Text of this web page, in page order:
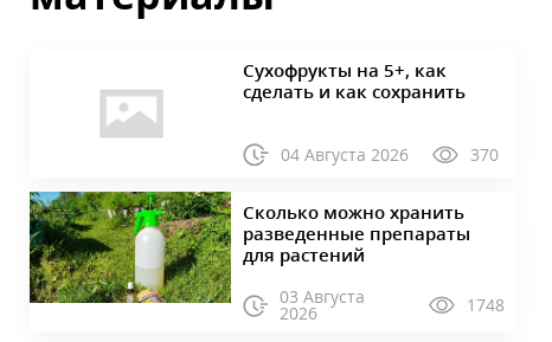
Сухофрукты на 5+, как
сделать и как сохранить
04 Августа 2026 370
Сколько можно хранить
разведенные препараты
для растений
03 Августа
2026 1748